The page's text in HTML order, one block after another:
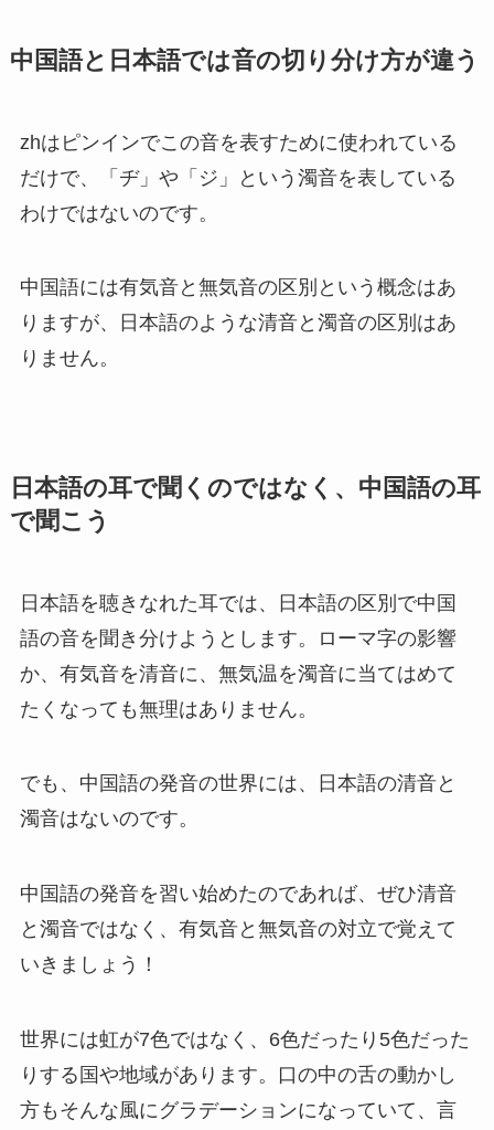
中国語と日本語では音の切り分け方が違う
zhはピンインでこの音を表すために使われている
だけで、「ヂ」や「ジ」という濁音を表している
わけではないのです。
中国語には有気音と無気音の区別という概念はあ
りますが、日本語のような清音と濁音の区別はあ
りません。
日本語の耳で聞くのではなく、中国語の耳
で聞こう
日本語を聴きなれた耳では、日本語の区別で中国
語の音を聞き分けようとします。ローマ字の影響
か、有気音を清音に、無気温を濁音に当てはめて
たくなっても無理はありません。
でも、中国語の発音の世界には、日本語の清音と
濁音はないのです。
中国語の発音を習い始めたのであれば、ぜひ清音
と濁音ではなく、有気音と無気音の対立で覚えて
いきましょう！
世界には虹が7色ではなく、6色だったり5色だった
りする国や地域があります。口の中の舌の動かし
方もそんな風にグラデーションになっていて、言